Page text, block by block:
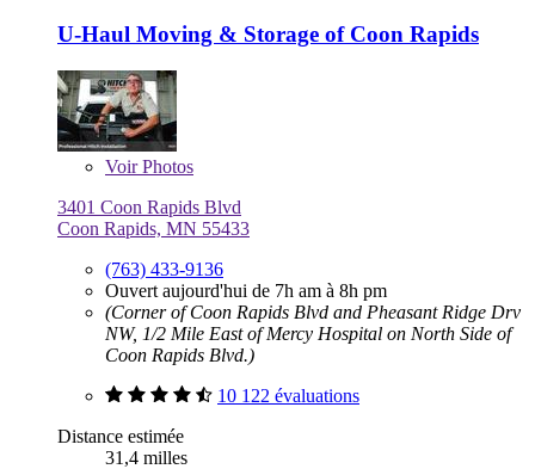
U-Haul Moving & Storage of Coon Rapids
VoirPhotos
3401 Coon Rapids Blvd
Coon Rapids, MN 55433
(763) 433-9136
Ouvert aujourd'hui de 7h am à 8h pm
(Corner of Coon Rapids Blvd and Pheasant Ridge Drv
NW, 1/2 Mile East of Mercy Hospital on North Side of
Coon Rapids Blvd.)
10 122 évaluations
Distance estimée
31,4 milles